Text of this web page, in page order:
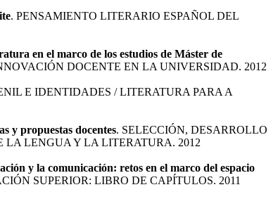
. PENSAMIENTO LITERARIO ESPAÑOL DEL
en el marco de los estudios de Máster de
DOCENTE EN LA UNIVERSIDAD. 2012
E IDENTIDADES / LITERATURA PARA A
y propuestas docentes. SELECCIÓN, DESARROLLO
LENGUA Y LA LITERATURA. 2012
y la comunicación: retos en el marco del espacio
SUPERIOR: LIBRO DE CAPÍTULOS. 2011